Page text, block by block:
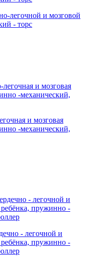
легочной и мозговой
- торс
и мозговая
-механический,
- легочной и
пружинно -